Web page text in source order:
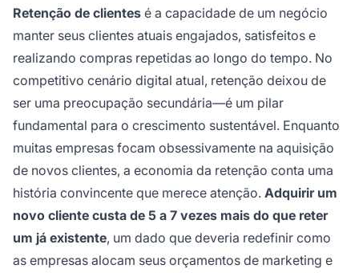
Retenção de clientes é a capacidade de um negócio
manter seus clientes atuais engajados, satisfeitos e
realizando compras repetidas ao longo do tempo. No
competitivo cenário digital atual, retenção deixou de
ser uma preocupação secundária—é um pilar
fundamental para o crescimento sustentável. Enquanto
muitas empresas focam obsessivamente na aquisição
de novos clientes, a economia da retenção conta uma
história convincente que merece atenção. Adquirir um
novo cliente custa de 5 a 7 vezes mais do que reter
um já existente, um dado que deveria redefinir como
as empresas alocam seus orçamentos de marketing e